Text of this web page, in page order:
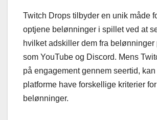
Twitch Drops tilbyder en unik måde
optjene belønninger i spillet ved at
hvilket adskiller dem fra belønninger
som YouTube og Discord. Mens
på engagement gennem seertid,
platforme have forskellige kriterier
belønninger.